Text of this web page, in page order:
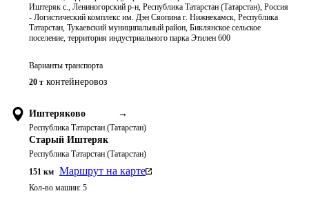
Иштеряк с., Лениногорский р-н, Республика Татарстан (Татарстан), Россия
- Логистический комплекс им. Дэн Сяопина г. Нижнекамск, Республика
Татарстан, Тукаевский муниципальный район, Биклянское сельское
поселение, территория индустриального парка Этилен 600
Варианты транспорта
20 т контейнеровоз
Иштеряково →
Республика Татарстан (Татарстан)
Старый Иштеряк
Республика Татарстан (Татарстан)
151 км Маршрут на карте
Кол-во машин: 5